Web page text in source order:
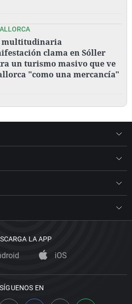
multitudinaria
clama en Sóller
un turismo masivo que ve
"como una mercancía"
LA APP
iOS
SÍGUENOS EN